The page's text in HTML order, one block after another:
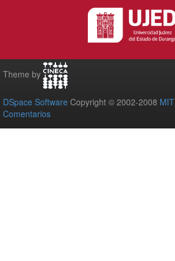
Theme by
DSpace Software Copyright © 2002-2008 MIT
Comentarios